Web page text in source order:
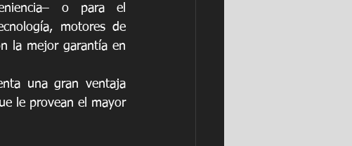
o para el
motores de
la mejor garantía en
una gran ventaja
le provean el mayor